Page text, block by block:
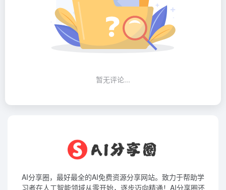
暂无评论...
AI分享圈，最好最全的AI免费资源分享网站。致力于帮助学
习者在人工智能领域从零开始，逐步迈向精通！AI分享圈还